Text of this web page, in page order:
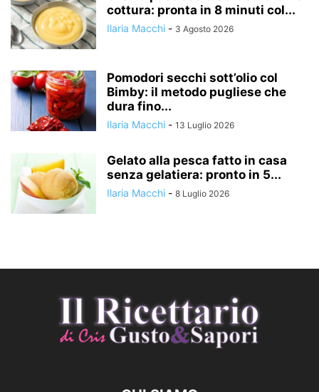
cottura: pronta in 8 minuti col...
Ilaria Macchi - 3 Agosto 2026
Pomodori secchi sott’olio col
Bimby: il metodo pugliese che
dura fino...
Ilaria Macchi - 13 Luglio 2026
Gelato alla pesca fatto in casa
senza gelatiera: pronto in 5...
Ilaria Macchi - 8 Luglio 2026